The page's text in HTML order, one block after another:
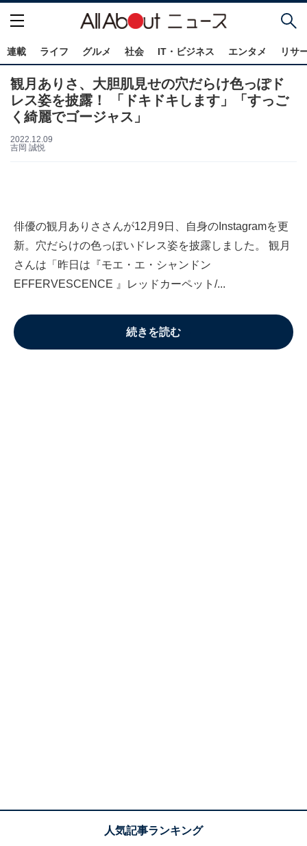
連載 ライフ グルメ 社会 IT・ビジネス エンタメ リサ
観月ありさ、大胆肌見せの穴だらけ色っぽド
レス姿を披露！ 「ドキドキします」「すっご
く綺麗でゴージャス」
2022.12.09
吉岡 誠悦
俳優の観月ありささんが12月9日、自身のInstagramを更
新。穴だらけの色っぽいドレス姿を披露しました。 観月
さんは「昨日は『モエ・エ・シャンドン
EFFERVESCENCE 』レッドカーペット/...
続きを読む